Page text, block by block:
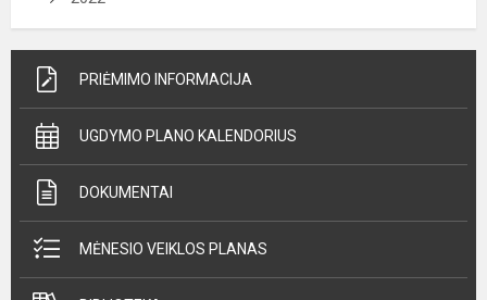
PRIĖMIMO INFORMACIJA
UGDYMO PLANO KALENDORIUS
DOKUMENTAI
MĖNESIO VEIKLOS PLANAS